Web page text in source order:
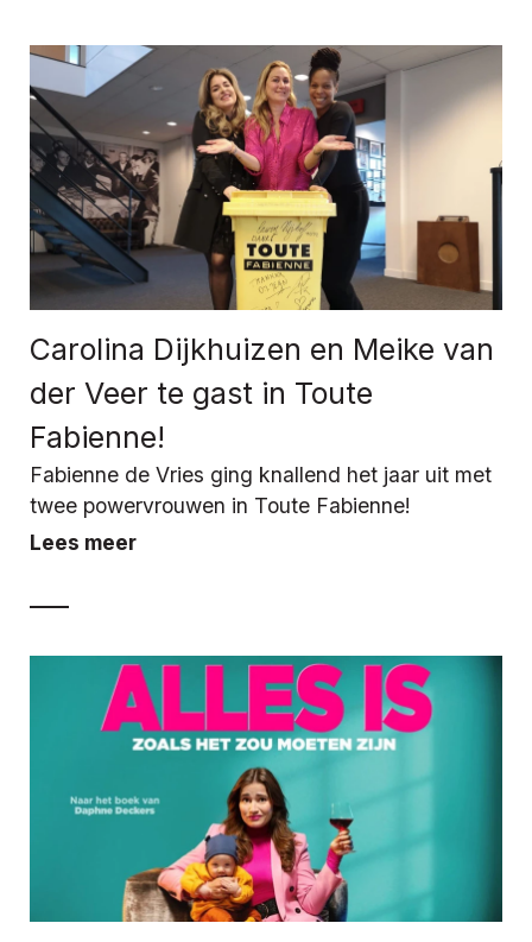
Carolina Dijkhuizen en Meike van
der Veer te gast in Toute
Fabienne!
Fabienne de Vries ging knallend het jaar uit met
twee powervrouwen in Toute Fabienne!
Lees meer